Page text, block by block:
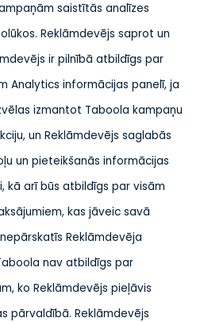
saistītās analīzes
Reklāmdevējs saprot un
ir pilnībā atbildīgs par
Analytics informācijas panelī, ja
izmantot Taboola kampaņu
un Reklāmdevējs saglabās
un pieteikšanās informācijas
kā arī būs atbildīgs par visām
kas jāveic savā
Reklāmdevēja
nav atbildīgs par
ko Reklāmdevējs pieļāvis
pārvaldībā. Reklāmdevējs